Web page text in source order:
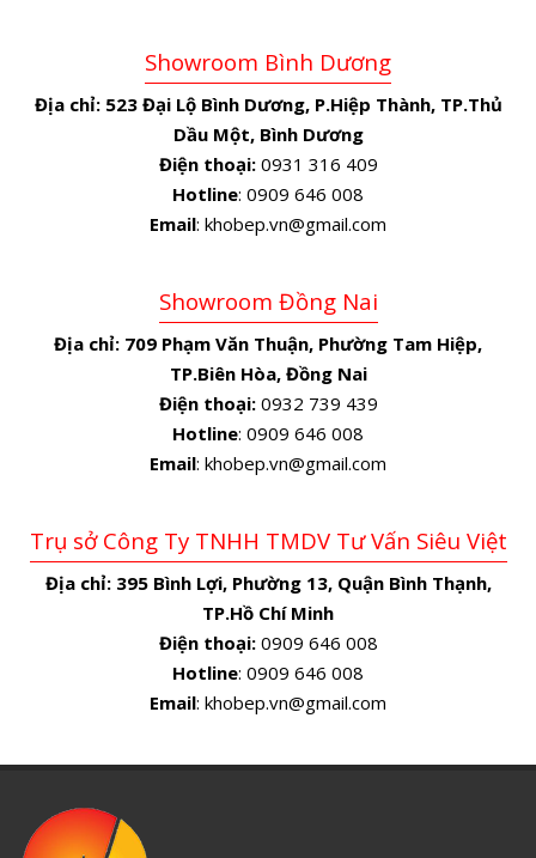
Showroom Bình Dương
Địa chỉ: 523 Đại Lộ Bình Dương, P.Hiệp Thành, TP.Thủ
Dầu Một, Bình Dương
Điện thoại:0931 316 409
Hotline: 0909 646 008
Email: khobep.vn@gmail.com
Showroom Đồng Nai
Địa chỉ: 709 Phạm Văn Thuận, Phường Tam Hiệp,
TP.Biên Hòa, Đồng Nai
Điện thoại:0932 739 439
Hotline: 0909 646 008
Email: khobep.vn@gmail.com
Trụ sở Công Ty TNHH TMDV Tư Vấn Siêu Việt
Địa chỉ: 395 Bình Lợi, Phường 13, Quận Bình Thạnh,
TP.Hồ Chí Minh
Điện thoại:0909 646 008
Hotline: 0909 646 008
Email: khobep.vn@gmail.com